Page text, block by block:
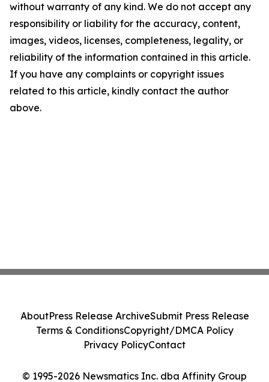
without warranty of any kind. We do not accept any
responsibility or liability for the accuracy, content,
images, videos, licenses, completeness, legality, or
reliability of the information contained in this article.
If you have any complaints or copyright issues
related to this article, kindly contact the author
above.
© 1995-2026 Newsmatics Inc. dba Affinity Group
AboutPress Release ArchiveSubmit Press Release
Terms & ConditionsCopyright/DMCA Policy
Privacy PolicyContact